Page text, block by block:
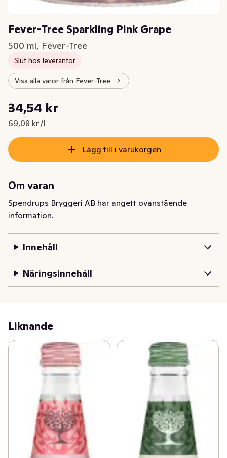
Fever-Tree Sparkling Pink Grape
500 ml, Fever-Tree
Slut hos leverantör
Visa alla varor från Fever-Tree
Nuvarande pris är: 34,54 kr
34,54 kr
69,08 kr /l
Styckpris: 69,08 kr /l
Lägg till i varukorgen
Om varan
Spendrups Bryggeri AB har angett ovanstående
information.
Innehåll
Näringsinnehåll
Liknande